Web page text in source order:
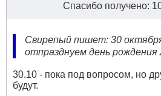
Спасибо получено:
Свирепый пишет: 30
отпразднуем день рождения
30.10 - пока под вопросом, но
будут.